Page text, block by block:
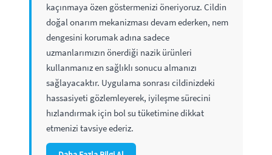
kaçınmaya özen göstermenizi öneriyoruz. Cildin
doğal onarım mekanizması devam ederken, nem
dengesini korumak adına sadece
uzmanlarımızın önerdiği nazik ürünleri
kullanmanız en sağlıklı sonucu almanızı
sağlayacaktır. Uygulama sonrası cildinizdeki
hassasiyeti gözlemleyerek, iyileşme sürecini
hızlandırmak için bol su tüketimine dikkat
etmenizi tavsiye ederiz.